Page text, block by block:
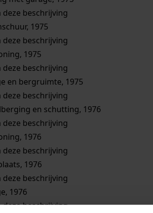
deze beschrijving
1975
deze beschrijving
1975
deze beschrijving
en bergruimte, 1975
deze beschrijving
en schutting, 1976
deze beschrijving
1976
deze beschrijving
1976
deze beschrijving
1976
deze beschrijving